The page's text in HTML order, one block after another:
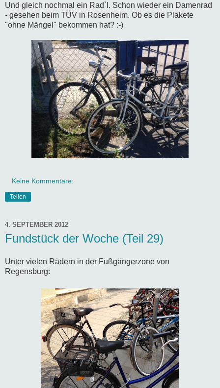
Und gleich nochmal ein Rad`l. Schon wieder ein Damenrad
- gesehen beim TÜV in Rosenheim. Ob es die Plakete
"ohne Mängel" bekommen hat? :-)
Keine Kommentare:
Teilen
4. SEPTEMBER 2012
Fundstück der Woche (Teil 29)
Unter vielen Rädern in der Fußgängerzone von
Regensburg: